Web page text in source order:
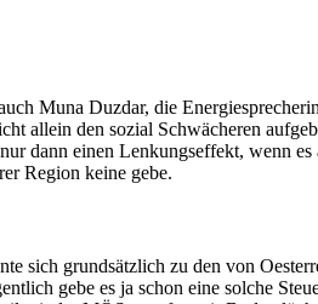
Muna Duzdar, die
allein den sozial Schwächeren
dann einen Lenkungseffekt, wenn
Region keine gebe.
sich grundsätzlich zu den von
gebe es ja schon eine solche